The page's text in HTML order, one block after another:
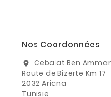
Nos Coordonnées
location_on
Cebalat Ben Ammar
Route de Bizerte Km 17
2032 Ariana
Tunisie